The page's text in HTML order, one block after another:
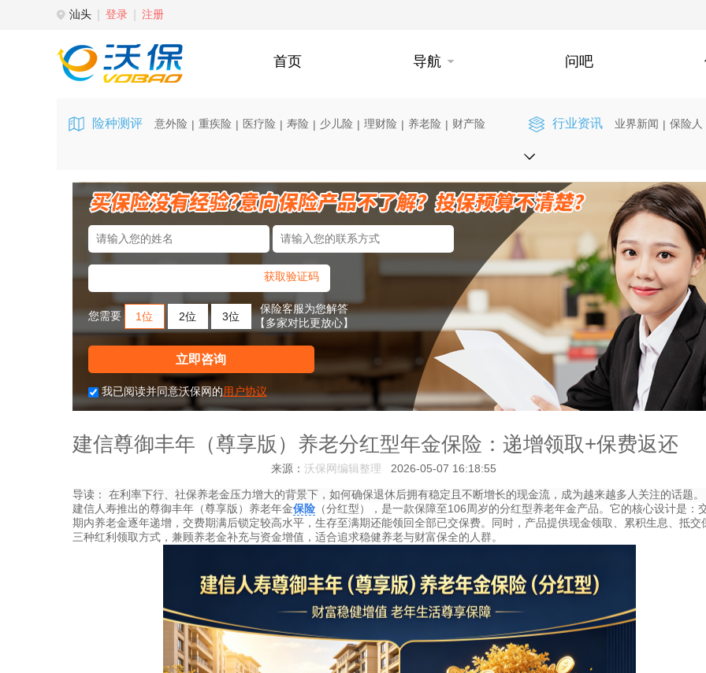
汕头 登录 注册
首页 导航 问吧
险种测评 意外险 | 重疾险 | 医疗险 | 寿险 | 少儿险 | 理财险 | 养老险 | 财产险 行业资讯 业界新闻 | 保险人
获取验证码
您需要 1位 2位 3位
保险客服为您解答
【多家对比更放心】
立即咨询
我已阅读并同意沃保网的用户协议
建信尊御丰年（尊享版）养老分红型年金保险：递增领取+保费返还
来源： 沃保网编辑整理 2026-05-07 16:18:55
导读：
在利率下行、社保养老金压力增大的背景下，如何确保退休后拥有稳定且不断增长的现金流，成为越来越多人关注的话题。
建信人寿推出的尊御丰年（尊享版）养老年金保险（分红型），是一款保障至106周岁的分红型养老年金产品。它的核心设计是：
期内养老金逐年递增，交费期满后锁定较高水平，生存至满期还能领回全部已交保费。同时，产品提供现金领取、累积生息、抵交
三种红利领取方式，兼顾养老金补充与资金增值，适合追求稳健养老与财富保全的人群。